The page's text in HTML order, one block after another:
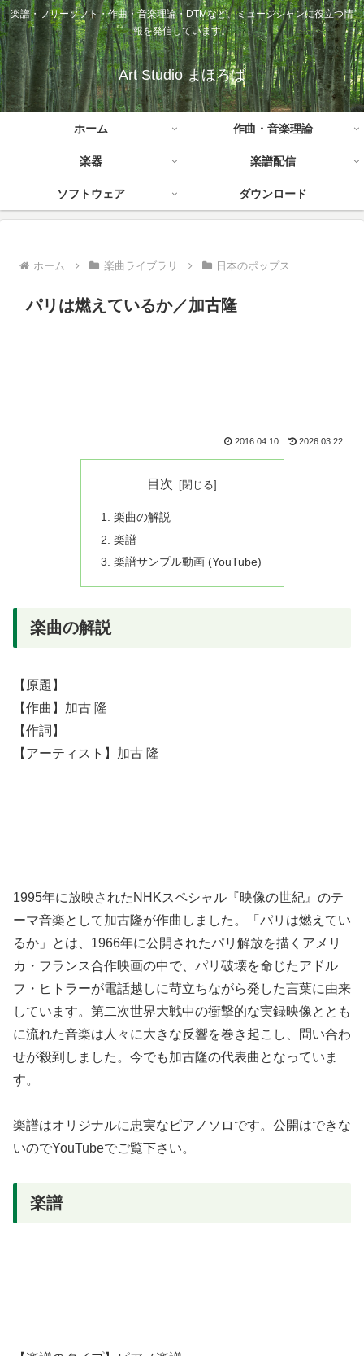
楽譜・フリーソフト・作曲・音楽理論・DTMなど、ミュージシャンに役立つ情
報を発信しています。
Art Studio まほろば
ホーム 作曲・音楽理論
楽器 楽譜配信
ソフトウェア ダウンロード
ホーム 楽曲ライブラリ 日本のポップス
パリは燃えているか／加古隆
2016.04.10 2026.03.22
目次
楽曲の解説
楽譜
楽譜サンプル動画 (YouTube)
楽曲の解説
【原題】
【作曲】加古 隆
【作詞】
【アーティスト】加古 隆
1995年に放映されたNHKスペシャル『映像の世紀』のテ
ーマ音楽として加古隆が作曲しました。「パリは燃えてい
るか」とは、1966年に公開されたパリ解放を描くアメリ
カ・フランス合作映画の中で、パリ破壊を命じたアドル
フ・ヒトラーが電話越しに苛立ちながら発した言葉に由来
しています。第二次世界大戦中の衝撃的な実録映像ととも
に流れた音楽は人々に大きな反響を巻き起こし、問い合わ
せが殺到しました。今でも加古隆の代表曲となっていま
す。
楽譜はオリジナルに忠実なピアノソロです。公開はできな
いのでYouTubeでご覧下さい。
楽譜